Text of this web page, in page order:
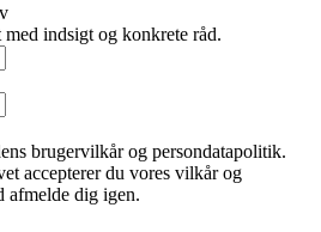
indsigt og konkrete råd.
brugervilkår og persondatapolitik.
accepterer du vores vilkår og
dig igen.